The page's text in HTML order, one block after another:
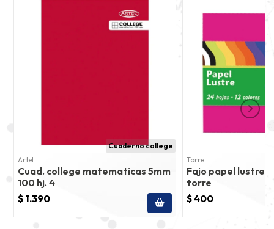
Cuaderno college
Artel
Cuad. college matematicas 5mm
100 hj. 4
$ 1.390
Torre
Fajo papel lustre
torre
$ 400